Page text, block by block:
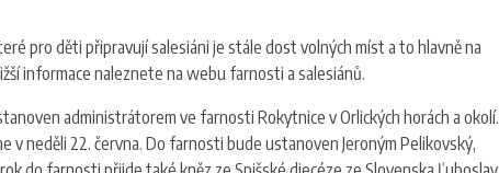
pro děti připravují salesiáni je stále dost volných míst a to hlavně na
informace naleznete na webu farnosti a salesiánů.
administrátorem ve farnosti Rokytnice v Orlických horách a okolí.
v neděli 22. června. Do farnosti bude ustanoven Jeroným Pelikovský,